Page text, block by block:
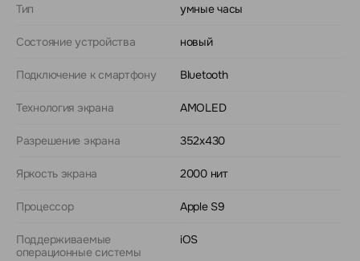
Тип умные часы
Состояние устройства новый
Подключение к смартфону Bluetooth
Технология экрана AMOLED
Разрешение экрана 352х430
Яркость экрана 2000 нит
Процессор Apple S9
Поддерживаемые
операционные системы
iOS